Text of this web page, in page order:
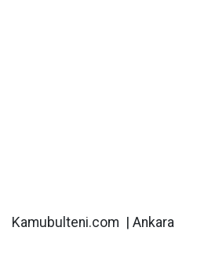
Kamubulteni.com | Ankara